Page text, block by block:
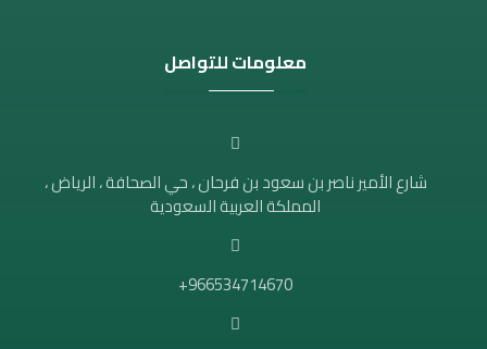
معلومات للتواصل
شارع الأمير ناصر بن سعود بن فرحان ، حي الصحافة ، الرياض ،
المملكة العربية السعودية
966534714670+